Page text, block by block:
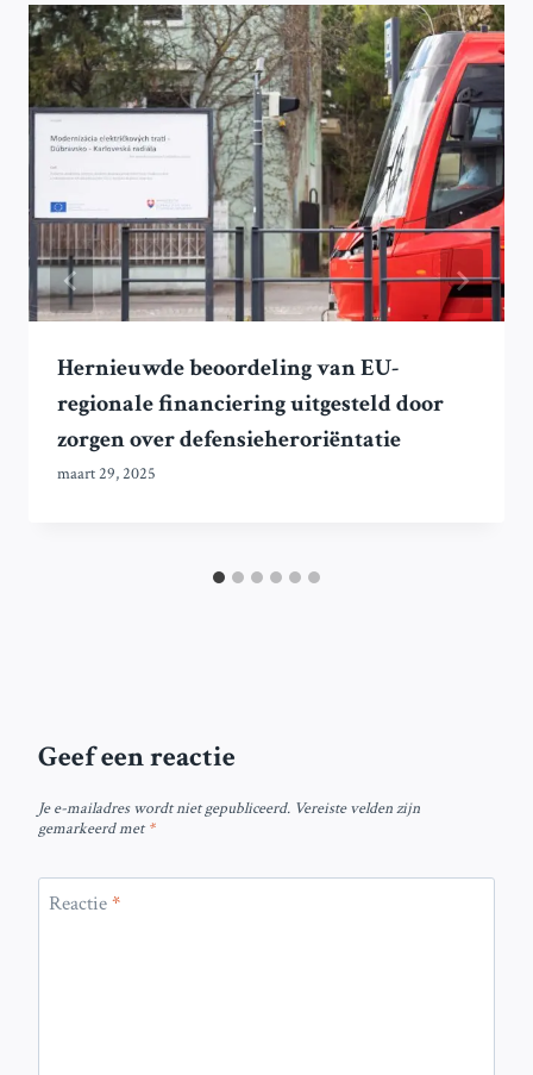
Hernieuwde beoordeling van EU-
regionale financiering uitgesteld door
zorgen over defensieheroriëntatie
maart 29, 2025
Geef een reactie
Je e-mailadres wordt niet gepubliceerd. Vereiste velden zijn
gemarkeerd met*
Reactie*